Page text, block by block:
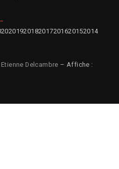
201920182017201620152014
Etienne Delcambre – Affiche :